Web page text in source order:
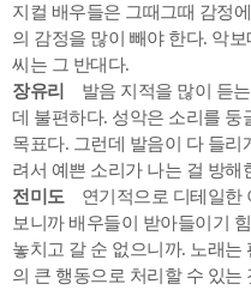
지컬 배우들은 그때그때 감정
의 감정을 많이 빼야 한다. 악
씨는 그 반대다.
장유리
발음 지적을 많이 듣
데 불편하다. 성악은 소리를 둥
목표다. 그런데 발음이 다 들리
려서 예쁜 소리가 나는 걸 방해
전미도 연기적으로 디테일한
보니까 배우들이 받아들이기
놓치고 갈 순 없으니까. 노래는
의 큰 행동으로 처리할 수 있는